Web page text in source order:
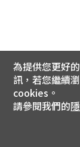
為提供您更好
訊，若您繼續
cookies。
請參閱我們的